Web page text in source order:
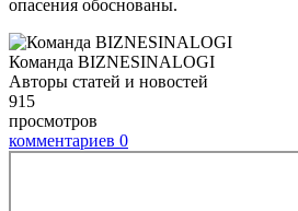
опасения обоснованы.
Команда BIZNESINALOGI
Авторы статей и новостей
915
просмотров
комментариев 0